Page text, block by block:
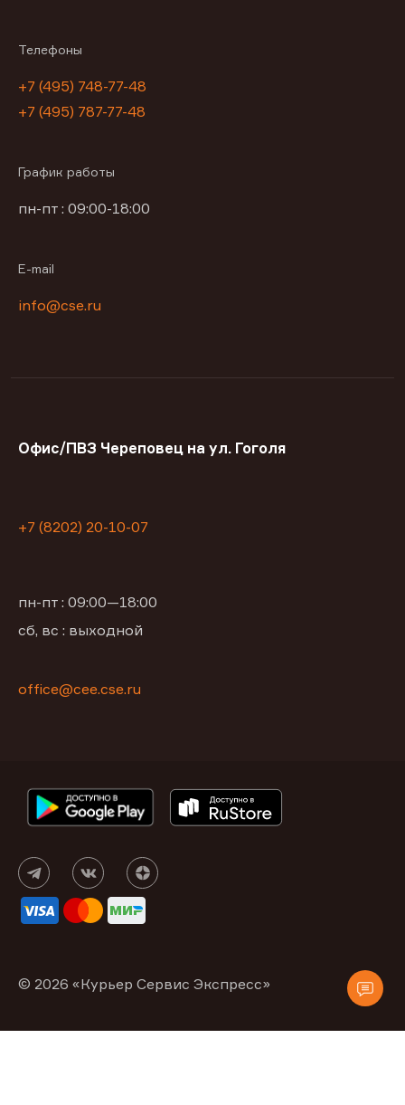
Телефоны
+7 (495) 748-77-48
+7 (495) 787-77-48
График работы
пн-пт : 09:00-18:00
E-mail
info@cse.ru
Офис/ПВЗ Череповец на ул. Гоголя
+7 (8202) 20-10-07
пн-пт : 09:00—18:00
сб, вс : выходной
office@сее.cse.ru
© 2026 «Курьер Сервис Экспресс»